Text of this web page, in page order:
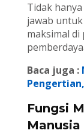
Tidak
jawab
maksimal
Baca juga :
Fungsi
Manusia